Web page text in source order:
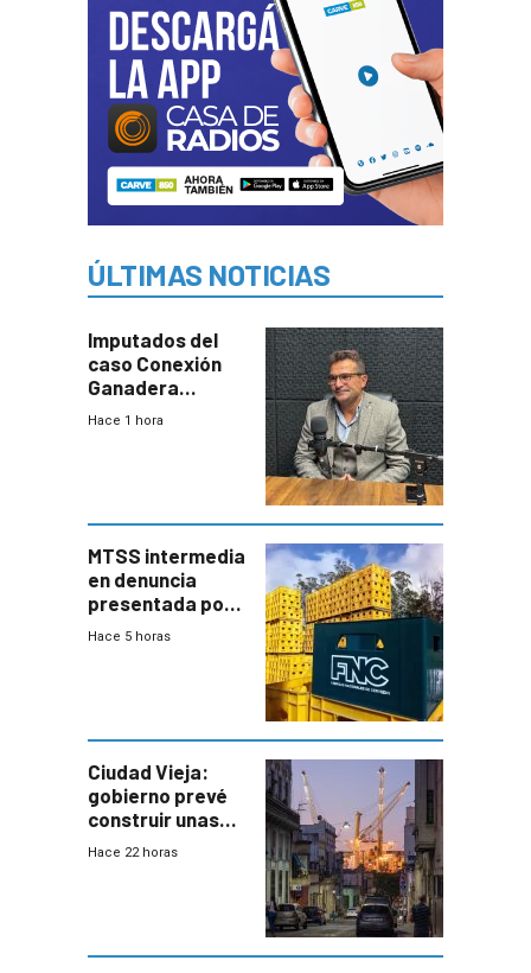
ÚLTIMAS NOTICIAS
Imputados del
caso Conexión
Ganadera
seguirán en
Hace 1 hora
MTSS intermedia
en denuncia
presentada por
FNC contra
Hace 5 horas
Ciudad Vieja:
gobierno prevé
construir unas
mil viviendas en
Hace 22 horas